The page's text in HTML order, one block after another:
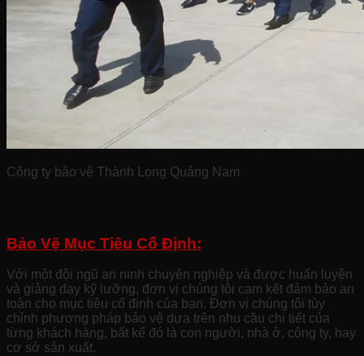
Công ty bảo vệ Thành Long Quảng Nam
Bảo Vệ Mục Tiêu Cố Định:
Với một đội ngũ an ninh chuyên nghiệp và được huấn luyện
và giảng dạy kỹ lưỡng, đơn vị chúng tôi cam kết đảm bảo an
toàn cho mục tiêu cố định của bạn. Đơn vị chúng tôi tùy
chỉnh phương pháp bảo vệ dựa trên nhu cầu chi tiết của
từng khách hàng, bất kể đó là con người, nhà ở, công ty, hay
cơ sở sản xuất.